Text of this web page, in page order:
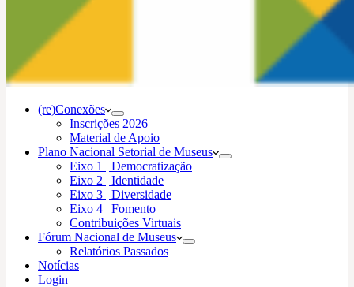
(re)Conexões
Inscrições 2026
Material de Apoio
Plano Nacional Setorial de Museus
Eixo 1 | Democratização
Eixo 2 | Identidade
Eixo 3 | Diversidade
Eixo 4 | Fomento
Contribuições Virtuais
Fórum Nacional de Museus
Relatórios Passados
Notícias
Login